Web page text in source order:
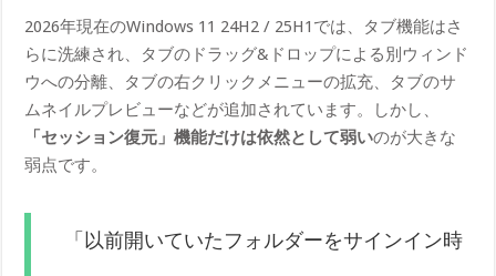
2026年現在のWindows 11 24H2 / 25H1では、タブ機能はさ
らに洗練され、タブのドラッグ&ドロップによる別ウィンド
ウへの分離、タブの右クリックメニューの拡充、タブのサ
ムネイルプレビューなどが追加されています。しかし、
「セッション復元」機能だけは依然として弱いのが大きな
弱点です。
「以前開いていたフォルダーをサインイン時